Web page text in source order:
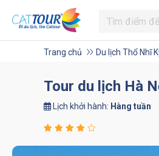
Trang chủ Du lịch Thổ Nhĩ
Tour du lịch Hà
Lịch khởi hành: Hàng tuần